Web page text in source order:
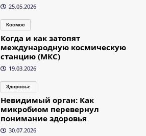
25.05.2026
Космос
Когда и как затопят
международную космическую
станцию (МКС)
19.03.2026
Здоровье
Невидимый орган: Как
микробиом перевернул
понимание здоровья
30.07.2026